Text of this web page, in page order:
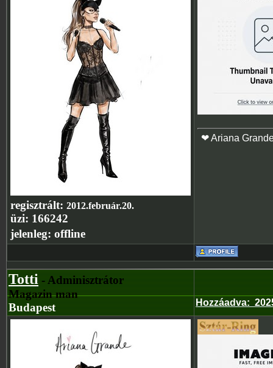
regisztrált: 2012.február.20.
üzi: 166242
jelenleg: offline
❤ Ariana
Totti- Adminisztrátor
Magazin man
Budapest
Hozzáadva: